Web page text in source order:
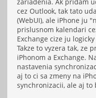
cez Outlook, tak tato
(WebUI), ale iPhone ju
prislusnom kalendari
Exchange cize ju
Takze to vyzera tak, ze
iPhonom a Exchange.
nastavenia
aj to ci sa zmeny na
synchronizacii, ale aj to